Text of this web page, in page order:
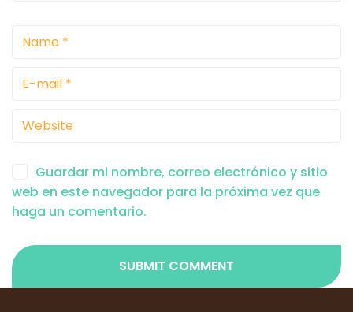
Guardar mi nombre, correo electrónico y sitio
web en este navegador para la próxima vez que
haga un comentario.